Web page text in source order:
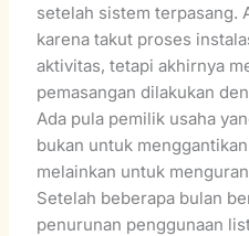
setelah sistem terpasang.
karena takut proses
aktivitas, tetapi akhirnya
pemasangan dilakukan
Ada pula pemilik usaha
bukan untuk
melainkan untuk
Setelah beberapa bulan
penurunan penggunaan